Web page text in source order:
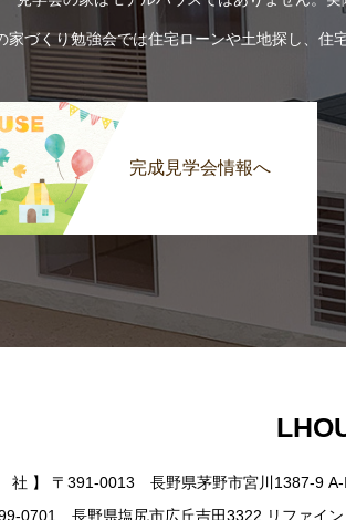
家づくり勉強会では住宅ローンや土地探し、住
完成見学会情報へ
】 〒391-0013 長野県茅野市宮川1387-9
0701 長野県塩尻市広丘吉田3322 リファ